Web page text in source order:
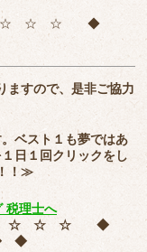
☆ ☆ ☆ ◆
ますので、是非ご協力
ベスト１も夢ではあ
１日１回クリックをし
！≫
☆ ☆ ☆ ◆
◆